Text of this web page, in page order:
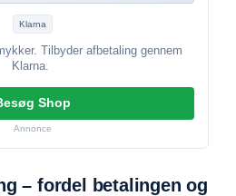
Klarna
Tilbyder afbetaling gennem
Klarna.
Shop
Annonce
– fordel betalingen og